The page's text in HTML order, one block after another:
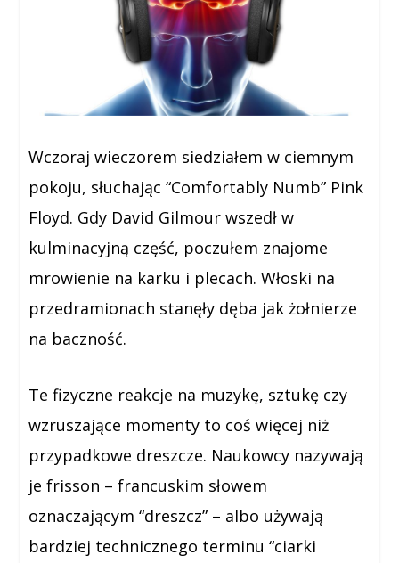
Wczoraj wieczorem siedziałem w ciemnym
pokoju, słuchając “Comfortably Numb” Pink
Floyd. Gdy David Gilmour wszedł w
kulminacyjną część, poczułem znajome
mrowienie na karku i plecach. Włoski na
przedramionach stanęły dęba jak żołnierze
na baczność.
Te fizyczne reakcje na muzykę, sztukę czy
wzruszające momenty to coś więcej niż
przypadkowe dreszcze. Naukowcy nazywają
je frisson – francuskim słowem
oznaczającym “dreszcz” – albo używają
bardziej technicznego terminu “ciarki